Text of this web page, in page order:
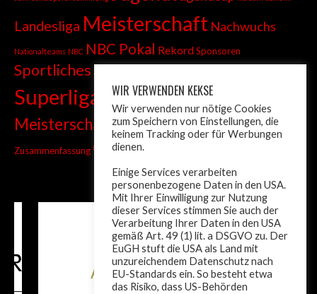
Landesliga Meisterschaft Nachwuchs
Nationalteams NBC NBC Pokal RekordSponsoren
SportlichesSprint
Superliga TandemTiroler Liga
Meisterschaft Trainer Turnier Weltcup wm
Zusammenfassung ÖM Österreich
WIR VERWENDEN KEKSE
Wir verwenden nur nötige Cookies
zum Speichern von Einstellungen, die
keinem Tracking oder für Werbungen
dienen.
Einige Services verarbeiten
personenbezogene Daten in den USA.
Mit Ihrer Einwilligung zur Nutzung
dieser Services stimmen Sie auch der
Verarbeitung Ihrer Daten in den USA
gemäß Art. 49 (1) lit. a DSGVO zu. Der
EuGH stuft die USA als Land mit
unzureichendem Datenschutz nach
EU-Standards ein. So besteht etwa
das Risiko, dass US-Behörden